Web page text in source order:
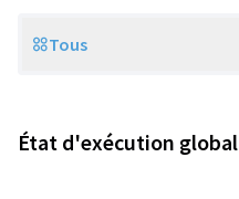
Scope
Tous
État d'exécution global